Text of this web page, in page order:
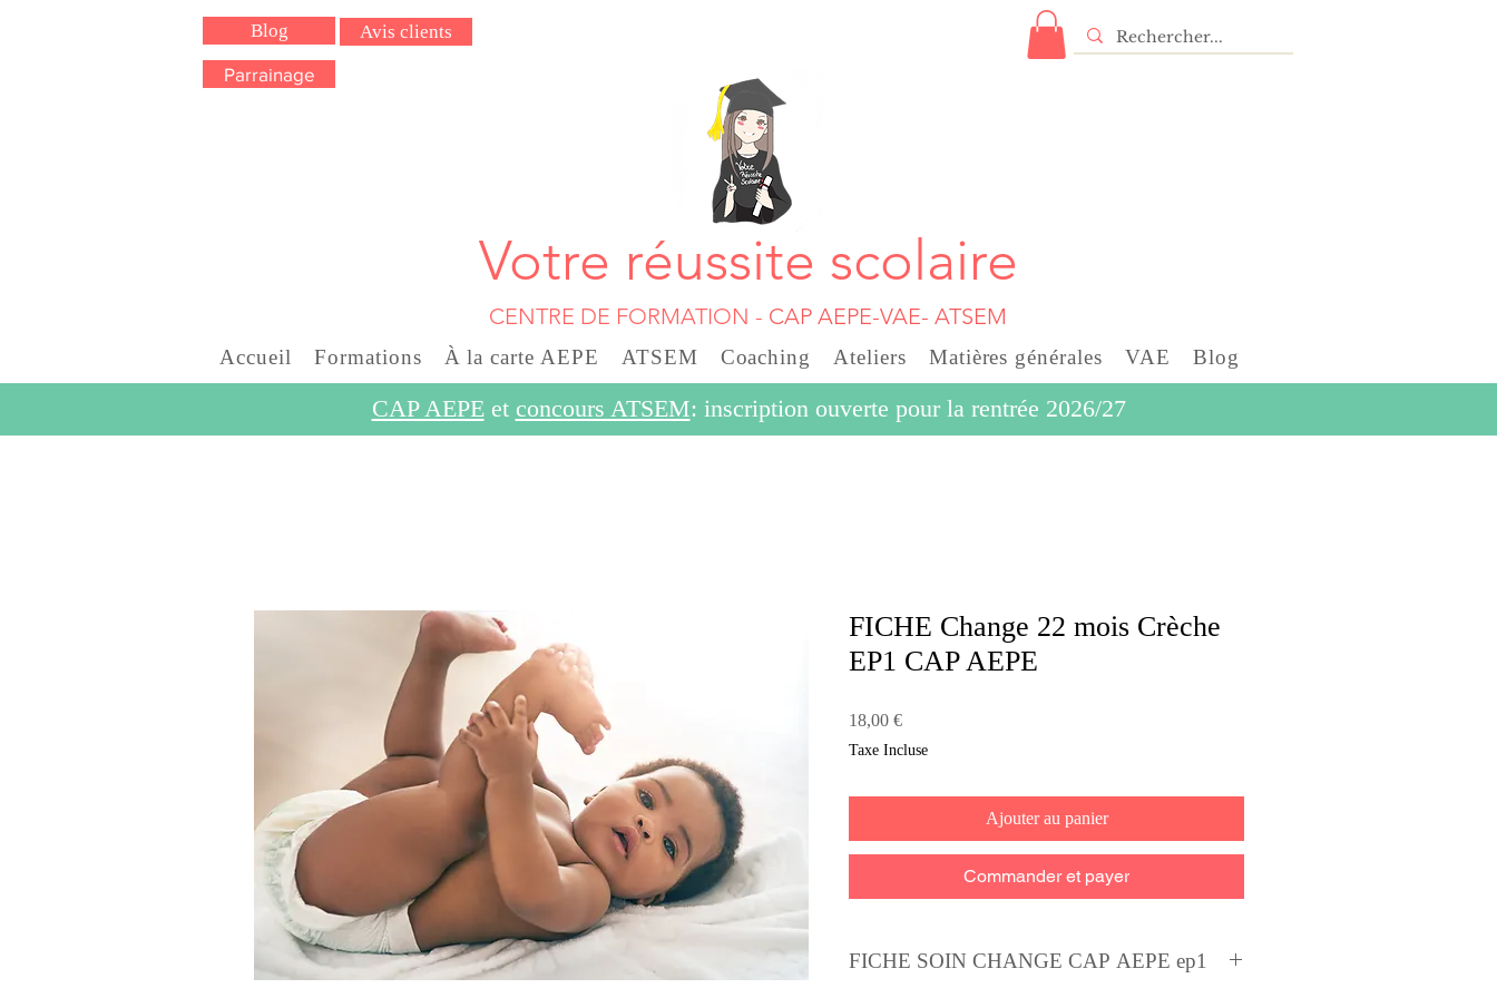
Blog Avis clients
Parrainage
Votre réussite scolaire
CENTRE DE FORMATION - CAP AEPE-VAE- ATSEM
Accueil Formations À la carte AEPE ATSEM Coaching Ateliers Matières générales VAE Blog
CAP AEPEet concours ATSEM: inscription ouverte pour la rentrée 2026/27
FICHE Change 22 mois Crèche
EP1 CAP AEPE
18,00 €Prix
Taxe Incluse
Ajouter au panier
Commander et payer
FICHE SOIN CHANGE CAP AEPE ep1